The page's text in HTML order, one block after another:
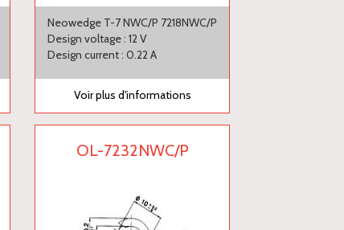
Neowedge T-7 NWC/P 7218NWC/P
Design voltage : 12 V
Design current : 0.22 A
Voir plus d'informations
OL-7232NWC/P